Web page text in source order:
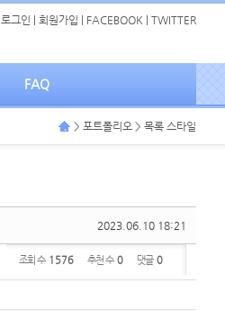
로그인 회원가입 FACEBOOK TWITTER
FAQ
> 포트폴리오 > 목록 스타일
2023.06.10 18:21
조회 수 1576 추천 수 0 댓글 0